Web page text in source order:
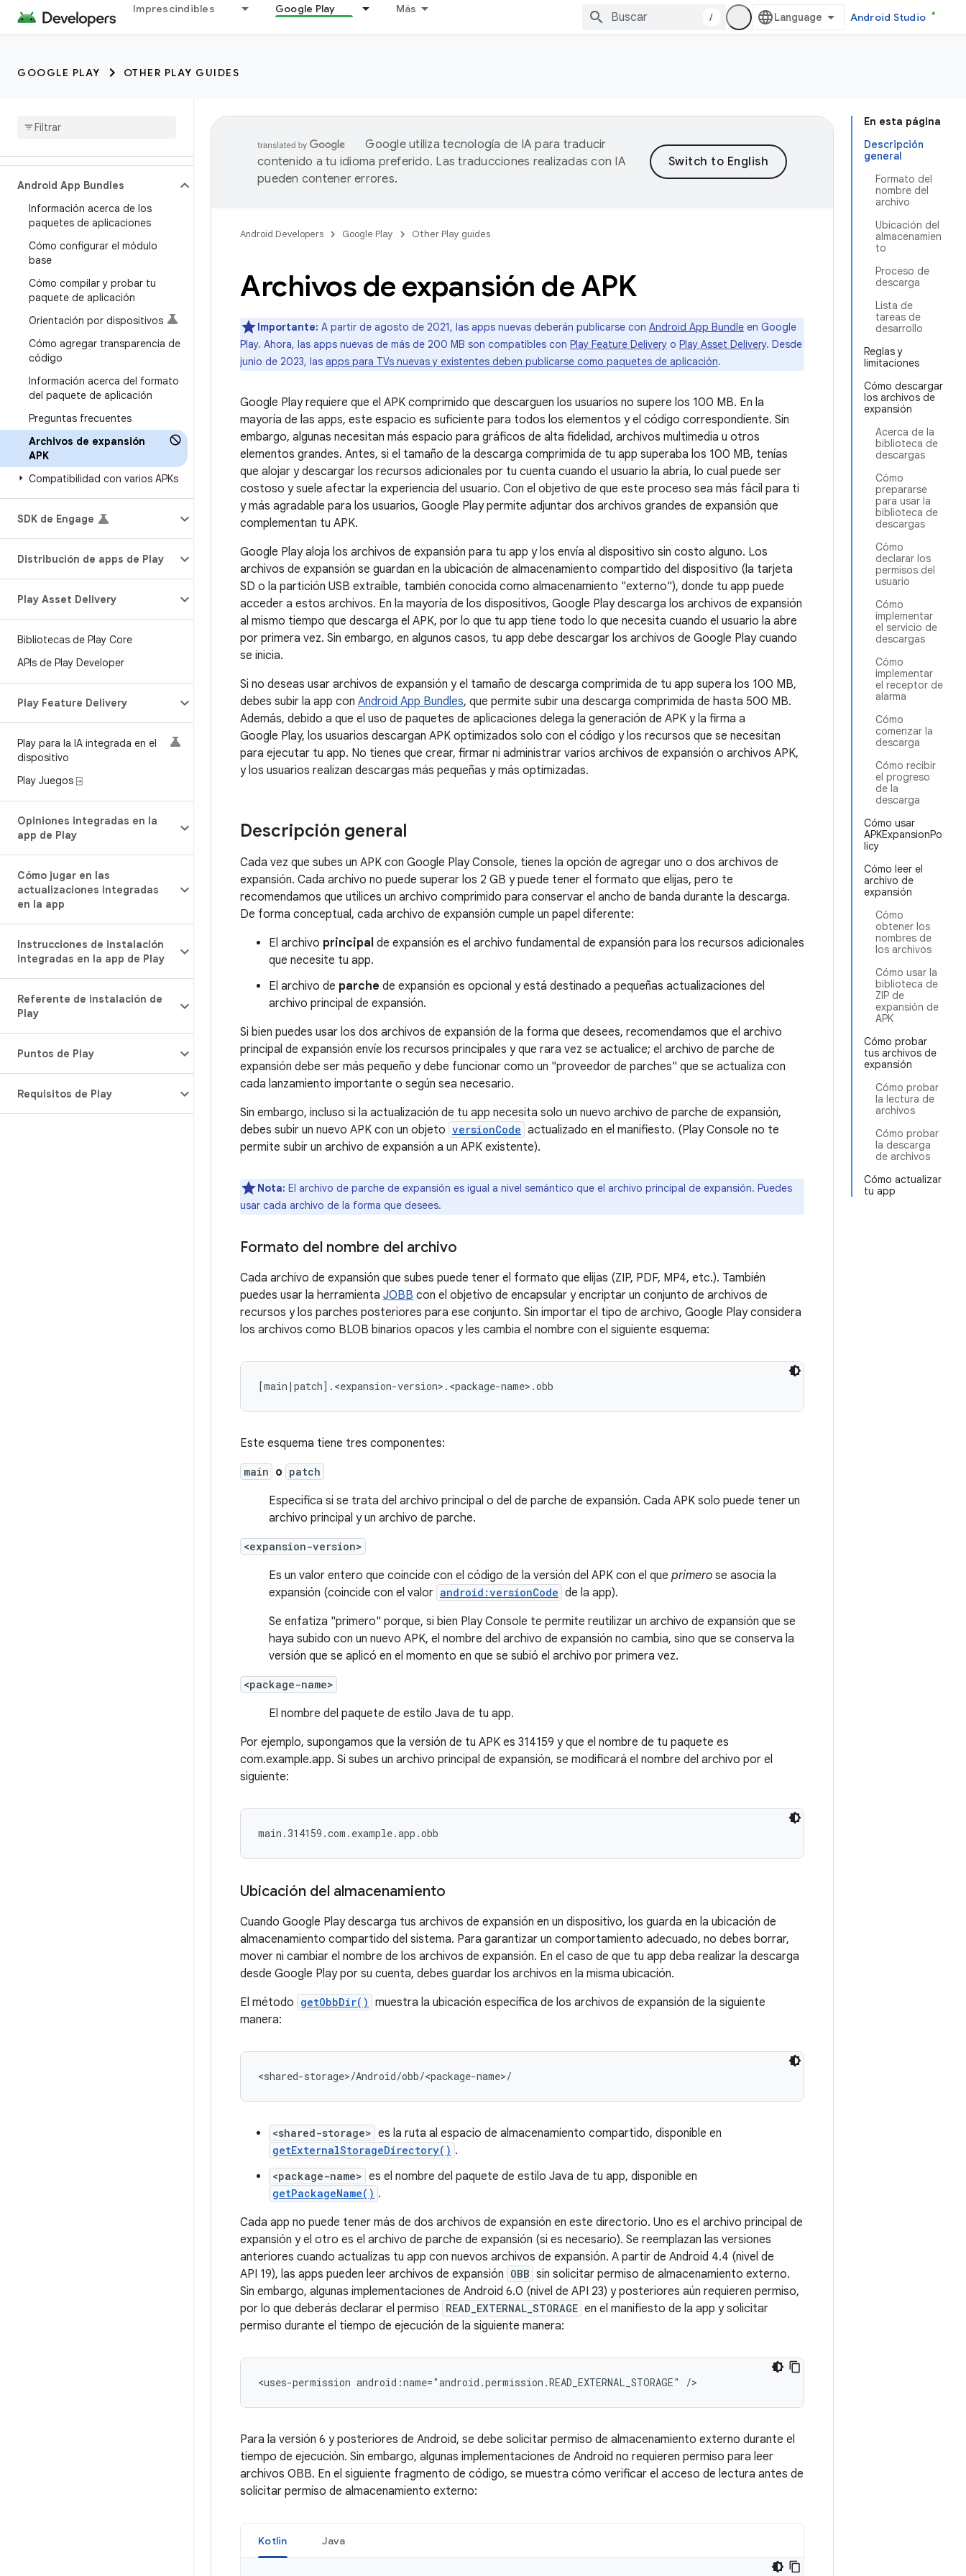
Imprescindibles Google Play Más
/ Android Studio
GOOGLE PLAY OTHER PLAY GUIDES
Android App Bundles
Información acerca de los
paquetes de aplicaciones
Cómo configurar el módulo
base
Cómo compilar y probar tu
paquete de aplicación
Orientación por dispositivos
Cómo agregar transparencia de
código
Información acerca del formato
del paquete de aplicación
Preguntas frecuentes
Archivos de expansión
APK
Compatibilidad con varios APKs
SDK de Engage
Distribución de apps de Play
Play Asset Delivery
Bibliotecas de Play Core
APIs de Play Developer
Play Feature Delivery
Play para la IA integrada en el
dispositivo
Play Juegos ⍈
Opiniones integradas en la
app de Play
Cómo jugar en las
actualizaciones integradas
en la app
Instrucciones de instalación
integradas en la app de Play
Referente de instalación de
Play
Puntos de Play
Requisitos de Play
En esta página
Descripción
general
Formato del
nombre del
archivo
Ubicación del
almacenamien
to
Proceso de
descarga
Lista de
tareas de
desarrollo
Reglas y
limitaciones
Cómo descargar
los archivos de
expansión
Acerca de la
biblioteca de
descargas
Cómo
prepararse
para usar la
biblioteca de
descargas
Cómo
declarar los
permisos del
usuario
Cómo
implementar
el servicio de
descargas
Cómo
implementar
el receptor de
alarma
Cómo
comenzar la
descarga
Cómo recibir
el progreso
de la
descarga
Cómo usar
APKExpansionPo
licy
Cómo leer el
archivo de
expansión
Cómo
obtener los
nombres de
los archivos
Cómo usar la
biblioteca de
ZIP de
expansión de
APK
Cómo probar
tus archivos de
expansión
Cómo probar
la lectura de
archivos
Cómo probar
la descarga
de archivos
Cómo actualizar
tu app
Google utiliza tecnología de IA para traducir
contenido a tu idioma preferido. Las traducciones realizadas con IA
pueden contener errores.
Android Developers Google Play Other Play guides
Archivos de expansión de APK
Importante: A partir de agosto de 2021, las apps nuevas deberán publicarse con Android App Bundle en Google
Play. Ahora, las apps nuevas de más de 200 MB son compatibles con Play Feature Delivery o Play Asset Delivery. Desde
junio de 2023, las apps para TVs nuevas y existentes deben publicarse como paquetes de aplicación.
Google Play requiere que el APK comprimido que descarguen los usuarios no supere los 100 MB. En la
mayoría de las apps, este espacio es suficiente para todos los elementos y el código correspondiente. Sin
embargo, algunas necesitan más espacio para gráficos de alta fidelidad, archivos multimedia u otros
elementos grandes. Antes, si el tamaño de la descarga comprimida de tu app superaba los 100 MB, tenías
que alojar y descargar los recursos adicionales por tu cuenta cuando el usuario la abría, lo cual puede ser
costoso y suele afectar la experiencia del usuario. Con el objetivo de que este proceso sea más fácil para ti
y más agradable para los usuarios, Google Play permite adjuntar dos archivos grandes de expansión que
complementan tu APK.
Google Play aloja los archivos de expansión para tu app y los envía al dispositivo sin costo alguno. Los
archivos de expansión se guardan en la ubicación de almacenamiento compartido del dispositivo (la tarjeta
SD o la partición USB extraíble, también conocida como almacenamiento "externo"), donde tu app puede
acceder a estos archivos. En la mayoría de los dispositivos, Google Play descarga los archivos de expansión
al mismo tiempo que descarga el APK, por lo que tu app tiene todo lo que necesita cuando el usuario la abre
por primera vez. Sin embargo, en algunos casos, tu app debe descargar los archivos de Google Play cuando
se inicia.
Si no deseas usar archivos de expansión y el tamaño de descarga comprimida de tu app supera los 100 MB,
debes subir la app con Android App Bundles, que permite subir una descarga comprimida de hasta 500 MB.
Además, debido a que el uso de paquetes de aplicaciones delega la generación de APK y la firma a
Google Play, los usuarios descargan APK optimizados solo con el código y los recursos que se necesitan
para ejecutar tu app. No tienes que crear, firmar ni administrar varios archivos de expansión o archivos APK,
y los usuarios realizan descargas más pequeñas y más optimizadas.
Descripción general
Cada vez que subes un APK con Google Play Console, tienes la opción de agregar uno o dos archivos de
expansión. Cada archivo no puede superar los 2 GB y puede tener el formato que elijas, pero te
recomendamos que utilices un archivo comprimido para conservar el ancho de banda durante la descarga.
De forma conceptual, cada archivo de expansión cumple un papel diferente:
El archivo principal de expansión es el archivo fundamental de expansión para los recursos adicionales
que necesite tu app.
El archivo de parche de expansión es opcional y está destinado a pequeñas actualizaciones del
archivo principal de expansión.
Si bien puedes usar los dos archivos de expansión de la forma que desees, recomendamos que el archivo
principal de expansión envíe los recursos principales y que rara vez se actualice; el archivo de parche de
expansión debe ser más pequeño y debe funcionar como un "proveedor de parches" que se actualiza con
cada lanzamiento importante o según sea necesario.
Sin embargo, incluso si la actualización de tu app necesita solo un nuevo archivo de parche de expansión,
debes subir un nuevo APK con un objeto versionCode actualizado en el manifiesto. (Play Console no te
permite subir un archivo de expansión a un APK existente).
Nota: El archivo de parche de expansión es igual a nivel semántico que el archivo principal de expansión. Puedes
usar cada archivo de la forma que desees.
Formato del nombre del archivo
Cada archivo de expansión que subes puede tener el formato que elijas (ZIP, PDF, MP4, etc.). También
puedes usar la herramienta JOBB con el objetivo de encapsular y encriptar un conjunto de archivos de
recursos y los parches posteriores para ese conjunto. Sin importar el tipo de archivo, Google Play considera
los archivos como BLOB binarios opacos y les cambia el nombre con el siguiente esquema:
Este esquema tiene tres componentes:
main o patch
Especifica si se trata del archivo principal o del de parche de expansión. Cada APK solo puede tener un
archivo principal y un archivo de parche.
<expansion-version>
Es un valor entero que coincide con el código de la versión del APK con el que primero se asocia la
expansión (coincide con el valor android:versionCode de la app).
Se enfatiza "primero" porque, si bien Play Console te permite reutilizar un archivo de expansión que se
haya subido con un nuevo APK, el nombre del archivo de expansión no cambia, sino que se conserva la
versión que se aplicó en el momento en que se subió el archivo por primera vez.
<package-name>
El nombre del paquete de estilo Java de tu app.
Por ejemplo, supongamos que la versión de tu APK es 314159 y que el nombre de tu paquete es
com.example.app. Si subes un archivo principal de expansión, se modificará el nombre del archivo por el
siguiente:
main.314159.com.example.app.obb
Ubicación del almacenamiento
Cuando Google Play descarga tus archivos de expansión en un dispositivo, los guarda en la ubicación de
almacenamiento compartido del sistema. Para garantizar un comportamiento adecuado, no debes borrar,
mover ni cambiar el nombre de los archivos de expansión. En el caso de que tu app deba realizar la descarga
desde Google Play por su cuenta, debes guardar los archivos en la misma ubicación.
El método getObbDir() muestra la ubicación específica de los archivos de expansión de la siguiente
manera:
<shared-storage> es la ruta al espacio de almacenamiento compartido, disponible en
getExternalStorageDirectory() .
<package-name> es el nombre del paquete de estilo Java de tu app, disponible en
getPackageName() .
Cada app no puede tener más de dos archivos de expansión en este directorio. Uno es el archivo principal de
expansión y el otro es el archivo de parche de expansión (si es necesario). Se reemplazan las versiones
anteriores cuando actualizas tu app con nuevos archivos de expansión. A partir de Android 4.4 (nivel de
API 19), las apps pueden leer archivos de expansión OBB sin solicitar permiso de almacenamiento externo.
Sin embargo, algunas implementaciones de Android 6.0 (nivel de API 23) y posteriores aún requieren permiso,
por lo que deberás declarar el permiso READ_EXTERNAL_STORAGE en el manifiesto de la app y solicitar
permiso durante el tiempo de ejecución de la siguiente manera:
<uses-permission android:name="android.permission.READ_EXTERNAL_STORAGE" />
Para la versión 6 y posteriores de Android, se debe solicitar permiso de almacenamiento externo durante el
tiempo de ejecución. Sin embargo, algunas implementaciones de Android no requieren permiso para leer
archivos OBB. En el siguiente fragmento de código, se muestra cómo verificar el acceso de lectura antes de
solicitar permiso de almacenamiento externo:
Kotlin Java